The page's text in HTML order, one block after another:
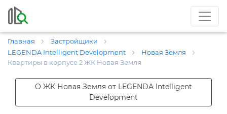
Главная
Застройщики
LEGENDA Intelligent Development
Новая Земля
Квартиры в корпусе 2 ЖК Новая Земля
О ЖК Новая Земля от LEGENDA Intelligent
Development